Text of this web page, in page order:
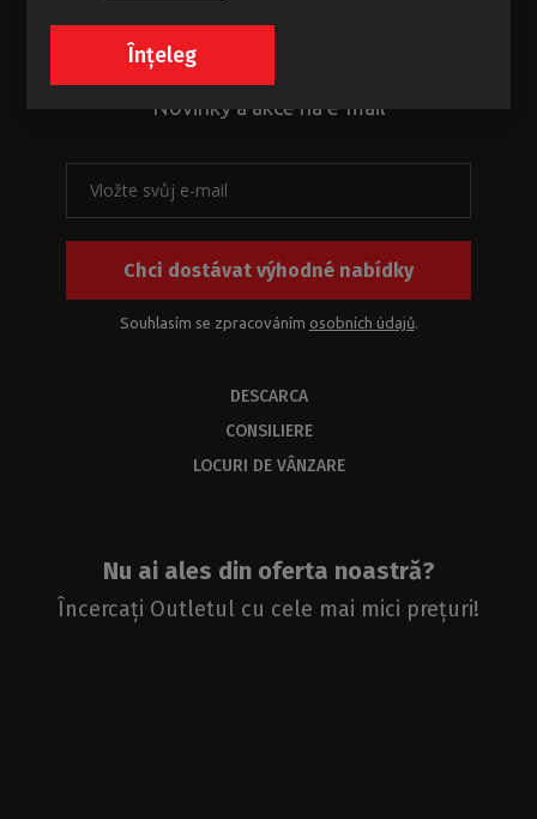
zajímavostí
Novinky a akce na e-mail
Chci dostávat výhodné nabídky
Souhlasím se zpracováním osobních údajů.
DESCARCA
CONSILIERE
LOCURI DE VÂNZARE
Nu ai ales din oferta noastră?
Încercați Outletul cu cele mai mici prețuri!
Înțeleg